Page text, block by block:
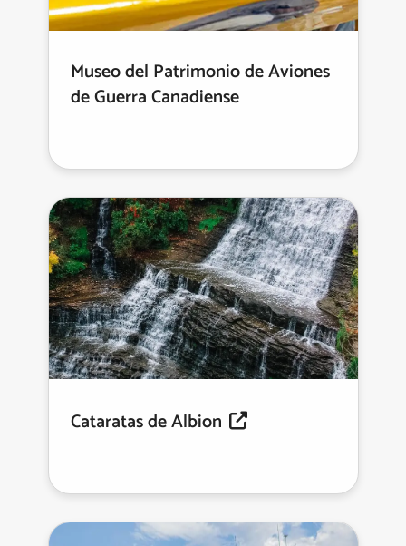
Museo del Patrimonio de Aviones
de Guerra Canadiense
Cataratas de Albion